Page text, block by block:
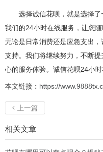
选择诚信花呗，就是选择了
我们的24小时在线服务，让您
无论是日常消费还是应急支出
支持。我们将继续努力，不断
心的服务体验。诚信花呗24小
本文链接： https://
 上一篇
相关文章